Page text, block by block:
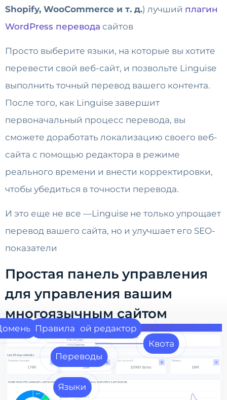
Shopify, WooCommerce и т. д.) лучший плагин
WordPress перевода сайтов
Просто выберите языки, на которые вы хотите
перевести свой веб-сайт, и позвольте Linguise
выполнить точный перевод вашего контента.
После того, как Linguise завершит
первоначальный процесс перевода, вы
сможете доработать локализацию своего веб-
сайта с помощью редактора в режиме
реального времени и внести корректировки,
чтобы убедиться в точности перевода.
И это еще не все —Linguise не только упрощает
перевод вашего сайта, но и улучшает его SEO-
показатели
Простая панель управления
для управления вашим
многоязычным сайтом
Живой редактор
Переводы
Правила
Квота
Языки